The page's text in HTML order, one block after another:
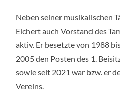
Neben seiner musikalischen
Eichert auch Vorstand des
aktiv. Er besetzte von 1988
2005 den Posten des 1.
sowie seit 2021 war bzw. er
Vereins.